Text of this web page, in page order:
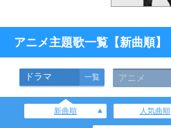
アニメ主題歌一覧【新曲順】
ドラマ 一覧 アニメ
新曲順 人気曲順